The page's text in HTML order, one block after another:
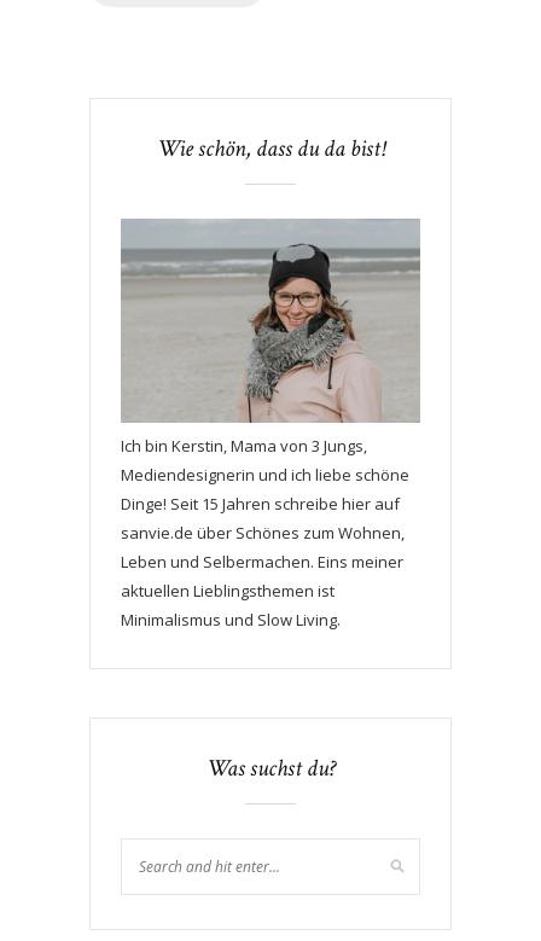
Wie schön, dass du da bist!
Ich bin Kerstin, Mama von 3 Jungs,
Mediendesignerin und ich liebe schöne
Dinge! Seit 15 Jahren schreibe hier auf
sanvie.de über Schönes zum Wohnen,
Leben und Selbermachen. Eins meiner
aktuellen Lieblingsthemen ist
Minimalismus und Slow Living.
Was suchst du?